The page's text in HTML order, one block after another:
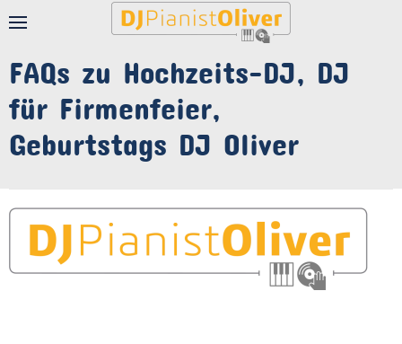
FAQs zu Hochzeits-DJ, DJ
für Firmenfeier,
Geburtstags DJ Oliver